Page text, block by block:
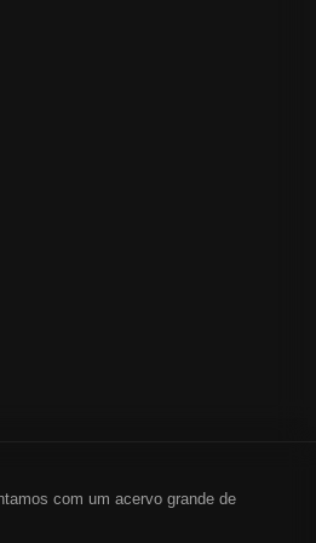
com um acervo grande de